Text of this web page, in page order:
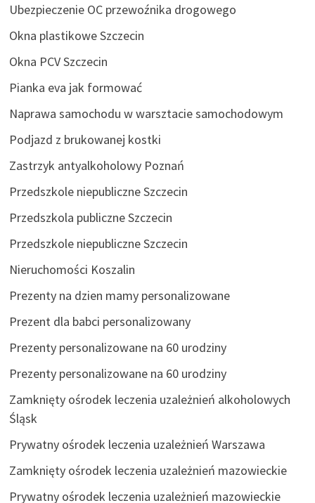
Ubezpieczenie OC przewoźnika drogowego
Okna plastikowe Szczecin
Okna PCV Szczecin
Pianka eva jak formować
Naprawa samochodu w warsztacie samochodowym
Podjazd z brukowanej kostki
Zastrzyk antyalkoholowy Poznań
Przedszkole niepubliczne Szczecin
Przedszkola publiczne Szczecin
Przedszkole niepubliczne Szczecin
Nieruchomości Koszalin
Prezenty na dzien mamy personalizowane
Prezent dla babci personalizowany
Prezenty personalizowane na 60 urodziny
Prezenty personalizowane na 60 urodziny
Zamknięty ośrodek leczenia uzależnień alkoholowych
Śląsk
Prywatny ośrodek leczenia uzależnień Warszawa
Zamknięty ośrodek leczenia uzależnień mazowieckie
Prywatny ośrodek leczenia uzależnień mazowieckie